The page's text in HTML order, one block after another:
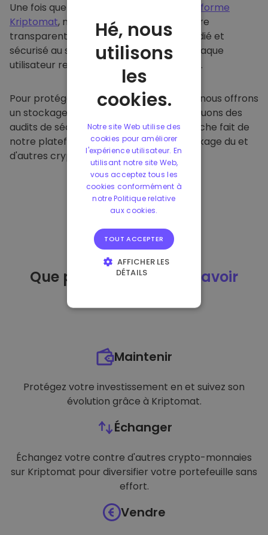
Une fois que vous achetez du sur
la plateforme
Kriptomat, nous le transférons de manière
transparente dans votre portefeuille dédié et
sécurisé au sein de notre plateforme. Chaque
utilisateur reçoit un portefeuille individuel.
Pour protéger nos clients et leurs fonds, nous offrons
un stockage hors ligne sécurisé et effectuons des
audits de sécurité réguliers. Cette approche fait de
notre plateforme un refuge pour le stockage du et
d'autres crypto-monnaies.
Que puis-je faire
après avoir
Maintenir
Protégez votre investissement en et suivez son
évolution grâce à Kriptomat.
Échanger
Échangez votre contre d'autres crypto-monnaies
sur Kriptomat pour diversifier votre portefeuille sans
effort.
Vendre
Hé, nous
utilisons
les
cookies.
Notre site Web utilise des
cookies pour améliorer
l'expérience utilisateur. En
utilisant notre site Web,
vous acceptez tous les
cookies conformément à
notre Politique relative
aux cookies.
TOUT ACCEPTER
AFFICHER LES
DÉTAILS
FONCTIONNALITÉ